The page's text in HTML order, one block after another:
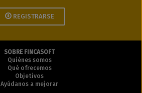
REGISTRARSE
SOBRE FINCASOFT
Quiénes somos
Qué ofrecemos
Objetivos
Ayúdanos a mejorar